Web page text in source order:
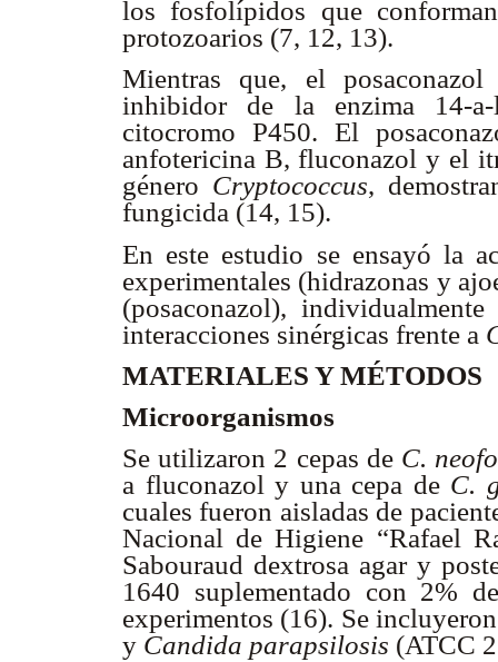
los fosfolípidos que
protozoarios (7, 12, 13).
Mientras que, el
inhibidor de la enzima 14-
citocromo P450. El
anfotericina B, fluconazol y el
género Cryptococcus,
fungicida (14, 15).
En este estudio se ensayó la
experimentales (hidrazonas y
(posaconazol),
interacciones sinérgicas frente a
MATERIALES Y MÉTODOS
Microorganismos
Se utilizaron 2 cepas de C.
a fluconazol y una cepa de C.
cuales fueron aisladas de
Nacional de Higiene “Rafael
Sabouraud dextrosa agar y
1640 suplementado con 2%
experimentos (16). Se
y Candida parapsilosis (ATCC